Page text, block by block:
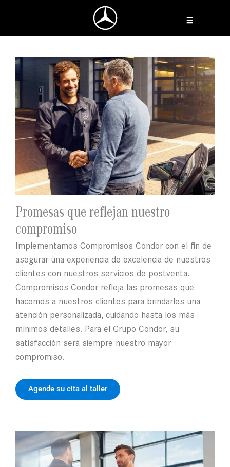
Promesas que reflejan nuestro
compromiso
Implementamos Compromisos Condor con el fin de
asegurar una experiencia de excelencia de nuestros
clientes con nuestros servicios de postventa.
Compromisos Condor refleja las promesas que
hacemos a nuestros clientes para brindarles una
atención personalizada, cuidando hasta los más
mínimos detalles. Para el Grupo Condor, su
satisfacción será siempre nuestro mayor
compromiso.
Agende su cita al taller